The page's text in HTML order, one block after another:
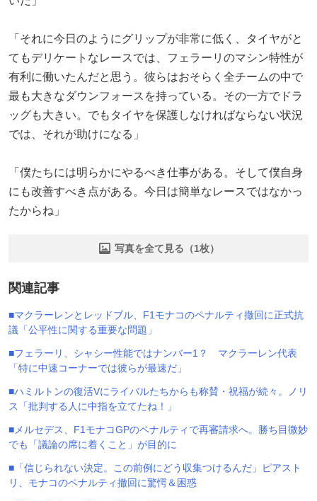
「それに今日のようにグリップが非常に低く、タイヤがと
てもデリケートなレースでは、フェラーリのマシン特性が
有利に働いたんだと思う。彼らはおそらく全チームの中で
最も大きなダウンフォースを持っている。その一方でドラ
ッグも大きい。でもタイヤを保護しなければならない状況
では、それが助けになる」
「僕たちには明らかにやるべき仕事がある。そして僕自身
にも改善すべき点がある。今日は簡単なレースではなかっ
たからね」
写真を全て見る（1枚）
関連記事
■マクラーレンとレッドブル、F1モナコのペナルティ撤回に正式抗
議「公平性に関する重要な問題」
■フェラーリ、シャシー性能ではナンバー1？ マクラーレン代表
「特に中速コーナーでは彼らが最速だ」
■ハミルトンの復活Vにライバルたちからも称賛・祝福が続々。ノリ
ス「批判する人に中指を立てたね！」
■メルセデス、F1モナコGPのペナルティで再審請求へ。勝ち目微妙
でも「議論の席に着くこと」が目的に
■「信じられない決定。この前例にどう収集つけるんだ」ピアスト
リ、モナコのペナルティ撤回に驚愕＆困惑